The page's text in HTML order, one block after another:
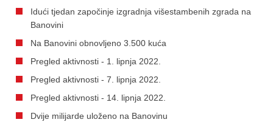
Idući tjedan započinje izgradnja višestambenih zgrada na
Banovini
Na Banovini obnovljeno 3.500 kuća
Pregled aktivnosti - 1. lipnja 2022.
Pregled aktivnosti - 7. lipnja 2022.
Pregled aktivnosti - 14. lipnja 2022.
Dvije milijarde uloženo na Banovinu